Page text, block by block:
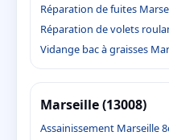
Réparation de fuites
Réparation de volets
Vidange bac à graisses
Marseille (13008)
Assainissement Marseille